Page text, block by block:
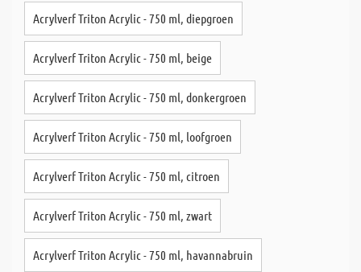
Acrylverf Triton Acrylic - 750 ml, diepgroen
Acrylverf Triton Acrylic - 750 ml, beige
Acrylverf Triton Acrylic - 750 ml, donkergroen
Acrylverf Triton Acrylic - 750 ml, loofgroen
Acrylverf Triton Acrylic - 750 ml, citroen
Acrylverf Triton Acrylic - 750 ml, zwart
Acrylverf Triton Acrylic - 750 ml, havannabruin